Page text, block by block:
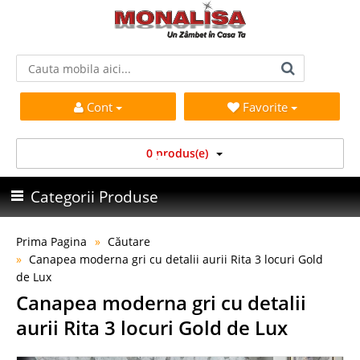
Cont Favorite
0 produs(e)
Categorii Produse
Prima Pagina
Căutare
Canapea moderna gri cu detalii aurii Rita 3 locuri Gold
de Lux
Canapea moderna gri cu detalii
aurii Rita 3 locuri Gold de Lux